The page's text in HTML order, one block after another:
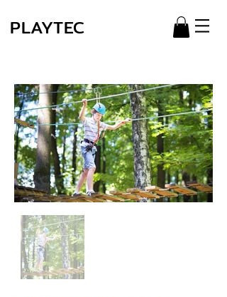
PLAYTEC